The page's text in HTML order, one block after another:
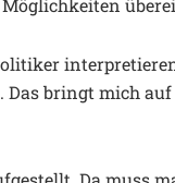
bringt mich